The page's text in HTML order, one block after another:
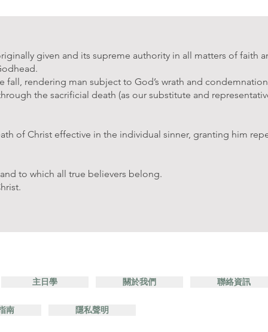
given and its supreme authority in all matters of faith
rendering man subject to God’s wrath and
the sacrificial death (as our substitute and
of Christ effective in the individual sinner, granting him
to which all true believers belong.
主日學 關於我們 聯絡資訊
南 隱私聲明